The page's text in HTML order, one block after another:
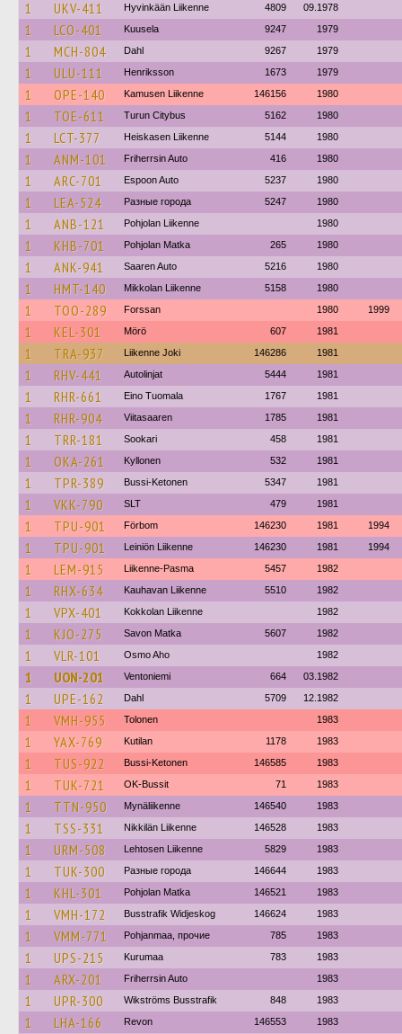
1 UKV-411 Hyvinkään Liikenne 4809 09.1978
1 LCO-401 Kuusela 9247 1979
1 MCH-804 Dahl 9267 1979
1 ULU-111 Henriksson 1673 1979
1 OPE-140 Kamusen Liikenne 146156 1980
1 TOE-611 Turun Citybus 5162 1980
1 LCT-377 Heiskasen Liikenne 5144 1980
1 ANM-101 Friherrsin Auto 416 1980
1 ARC-701 Espoon Auto 5237 1980
1 LEA-524 Разные города 5247 1980
1 ANB-121 Pohjolan Liikenne 1980
1 KHB-701 Pohjolan Matka 265 1980
1 ANK-941 Saaren Auto 5216 1980
1 HMT-140 Mikkolan Liikenne 5158 1980
1 TOO-289 Forssan 1980 1999
1 KEL-301 Mörö 607 1981
1 TRA-937 Liikenne Joki 146286 1981
1 RHV-441 Autolinjat 5444 1981
1 RHR-661 Eino Tuomala 1767 1981
1 RHR-904 Viitasaaren 1785 1981
1 TRR-181 Sookari 458 1981
1 OKA-261 Kyllonen 532 1981
1 TPR-389 Bussi-Ketonen 5347 1981
1 VKK-790 SLT 479 1981
1 TPU-901 Förbom 146230 1981 1994
1 TPU-901 Leiniön Liikenne 146230 1981 1994
1 LEM-915 Liikenne-Pasma 5457 1982
1 RHX-634 Kauhavan Liikenne 5510 1982
1 VPX-401 Kokkolan Liikenne 1982
1 KJO-275 Savon Matka 5607 1982
1 VLR-101 Osmo Aho 1982
1 UON-201 Ventoniemi 664 03.1982
1 UPE-162 Dahl 5709 12.1982
1 VMH-955 Tolonen 1983
1 YAX-769 Kutilan 1178 1983
1 TUS-922 Bussi-Ketonen 146585 1983
1 TUK-721 OK-Bussit 71 1983
1 TTN-950 Mynäliikenne 146540 1983
1 TSS-331 Nikkilän Liikenne 146528 1983
1 URM-508 Lehtosen Liikenne 5829 1983
1 TUK-300 Разные города 146644 1983
1 KHL-301 Pohjolan Matka 146521 1983
1 VMH-172 Busstrafik Widjeskog 146624 1983
1 VMM-771 Pohjanmaa, прочие 785 1983
1 UPS-215 Kurumaa 783 1983
1 ARX-201 Friherrsin Auto 1983
1 UPR-300 Wikströms Busstrafik 848 1983
1 LHA-166 Revon 146553 1983